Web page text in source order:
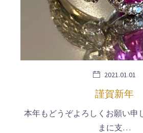
2021.01.01
謹賀新年
本年もどうぞよろしくお願い申
まに支…